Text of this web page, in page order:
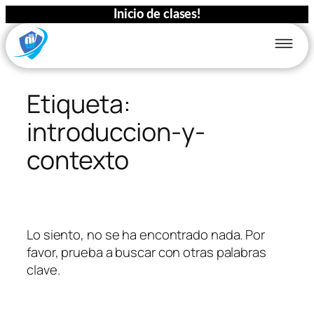
Inicio de clases!
Saltar
contenido
Etiqueta:
introduccion-y-
contexto
Lo siento, no se ha encontrado nada. Por
favor, prueba a buscar con otras palabras
clave.